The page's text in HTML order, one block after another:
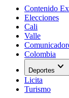
Contenido
Elecciones
Cali
Valle
Colombia
Deportes expand_more
Licita
Turismo